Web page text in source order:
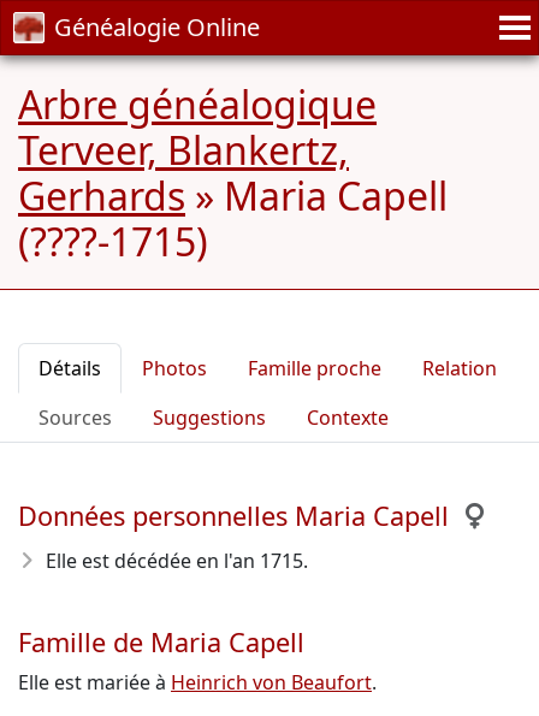
Généalogie Online
Arbre généalogique
Terveer, Blankertz,
Gerhards » Maria Capell
(????-1715)
Détails Photos Famille proche
Relation
Sources
Suggestions Contexte
Données personnelles Maria Capell
Elle est décédée en l'an 1715.
Famille de Maria Capell
Elle est mariée à Heinrich von Beaufort.